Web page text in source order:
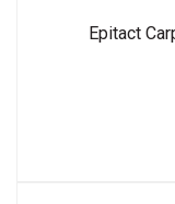
Epitact